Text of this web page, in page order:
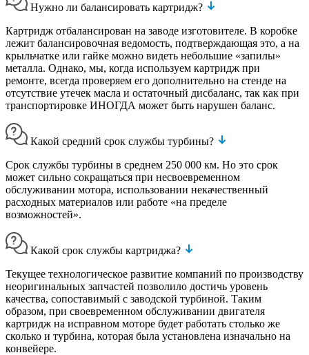
Нужно ли балансировать картридж?
Картридж отбалансирован на заводе изготовителе. В коробке
лежит балансировочная ведомость, подтверждающая это, а на
крыльчатке или гайке можно видеть небольшие «запилы»
металла. Однако, мы, когда используем картридж при
ремонте, всегда проверяем его дополнительно на стенде на
отсутствие утечек масла и остаточный дисбаланс, так как при
транспортировке ИНОГДА может быть нарушен баланс.
Какой средний срок службы турбины?
Срок службы турбины в среднем 250 000 км. Но это срок
может сильно сокращаться при несвоевременном
обслуживании мотора, использовании некачественный
расходных материалов или работе «на пределе
возможностей».
Какой срок службы картриджа?
Текущее технологическое развитие компаний по производству
неоригинальных запчастей позволило достичь уровень
качества, сопоставимый с заводской турбиной. Таким
образом, при своевременном обслуживании двигателя
картридж на исправном моторе будет работать столько же
сколько и турбина, которая была установлена изначально на
конвейере.